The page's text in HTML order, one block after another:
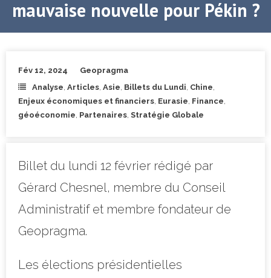
mauvaise nouvelle pour Pékin ?
Fév 12, 2024
Geopragma
Analyse Articles Asie Billets du Lundi Chine
Enjeux économiques et financiers Eurasie Finance
géoéconomie Partenaires Stratégie Globale
Billet du lundi 12 février rédigé par
Gérard Chesnel, membre du Conseil
Administratif et membre fondateur de
Geopragma.
Les élections présidentielles